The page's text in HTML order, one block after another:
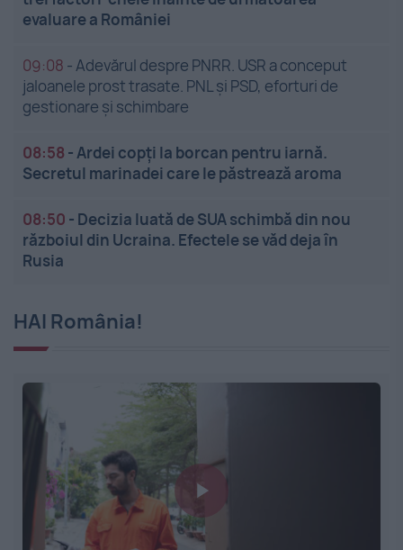
evaluare a României
09:08 -Adevărul despre PNRR. USR a conceput
jaloanele prost trasate. PNL și PSD, eforturi de
gestionare și schimbare
08:58 -Ardei copți la borcan pentru iarnă.
Secretul marinadei care le păstrează aroma
08:50 - Decizia luată de SUA schimbă din nou
războiul din Ucraina. Efectele se văd deja în
Rusia
HAI România!